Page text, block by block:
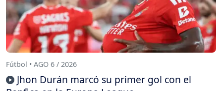
Fútbol • AGO 6 / 2026
Jhon Durán marcó su primer gol con el